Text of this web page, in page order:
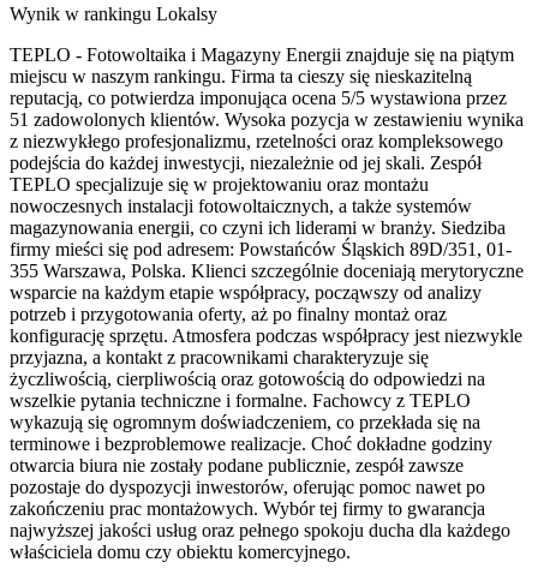
Wynik w rankingu Lokalsy
TEPLO - Fotowoltaika i Magazyny Energii znajduje się na piątym
miejscu w naszym rankingu. Firma ta cieszy się nieskazitelną
reputacją, co potwierdza imponująca ocena 5/5 wystawiona przez
51 zadowolonych klientów. Wysoka pozycja w zestawieniu wynika
z niezwykłego profesjonalizmu, rzetelności oraz kompleksowego
podejścia do każdej inwestycji, niezależnie od jej skali. Zespół
TEPLO specjalizuje się w projektowaniu oraz montażu
nowoczesnych instalacji fotowoltaicznych, a także systemów
magazynowania energii, co czyni ich liderami w branży. Siedziba
firmy mieści się pod adresem: Powstańców Śląskich 89D/351, 01-
355 Warszawa, Polska. Klienci szczególnie doceniają merytoryczne
wsparcie na każdym etapie współpracy, począwszy od analizy
potrzeb i przygotowania oferty, aż po finalny montaż oraz
konfigurację sprzętu. Atmosfera podczas współpracy jest niezwykle
przyjazna, a kontakt z pracownikami charakteryzuje się
życzliwością, cierpliwością oraz gotowością do odpowiedzi na
wszelkie pytania techniczne i formalne. Fachowcy z TEPLO
wykazują się ogromnym doświadczeniem, co przekłada się na
terminowe i bezproblemowe realizacje. Choć dokładne godziny
otwarcia biura nie zostały podane publicznie, zespół zawsze
pozostaje do dyspozycji inwestorów, oferując pomoc nawet po
zakończeniu prac montażowych. Wybór tej firmy to gwarancja
najwyższej jakości usług oraz pełnego spokoju ducha dla każdego
właściciela domu czy obiektu komercyjnego.